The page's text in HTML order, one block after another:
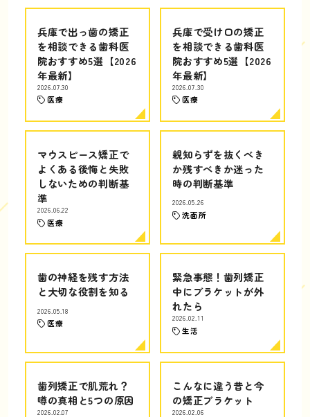
兵庫で出っ歯の矯正
を相談できる歯科医
院おすすめ5選【2026
年最新】
2026.07.30
医療
兵庫で受け口の矯正
を相談できる歯科医
院おすすめ5選【2026
年最新】
2026.07.30
医療
マウスピース矯正で
よくある後悔と失敗
しないための判断基
準
2026.06.22
医療
親知らずを抜くべき
か残すべきか迷った
時の判断基準
2026.05.26
洗面所
歯の神経を残す方法
と大切な役割を知る
2026.05.18
医療
緊急事態！歯列矯正
中にブラケットが外
れたら
2026.02.11
生活
歯列矯正で肌荒れ？
噂の真相と5つの原因
2026.02.07
こんなに違う昔と今
の矯正ブラケット
2026.02.06